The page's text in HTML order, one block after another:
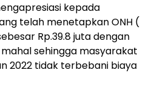
kepada
telah menetapkan ONH (
Rp.39.8 juta dengan
sehingga masyarakat
2022 tidak terbebani biaya